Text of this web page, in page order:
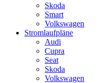
Skoda
Smart
Volkswagen
Stromlaufpläne
Audi
Cupra
Seat
Skoda
Volkswagen